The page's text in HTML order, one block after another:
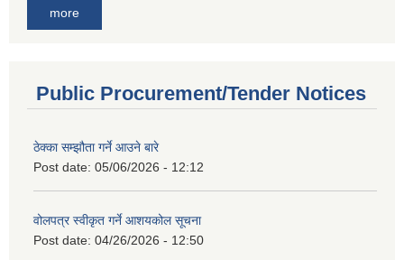
more
Public Procurement/Tender Notices
ठेक्का सम्झौता गर्ने आउने बारे
Post date: 05/06/2026 - 12:12
वोलपत्र स्वीकृत गर्ने आशयकोल सूचना
Post date: 04/26/2026 - 12:50